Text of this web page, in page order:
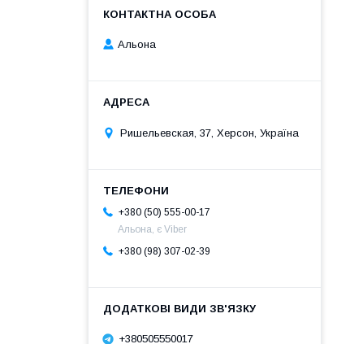
Альона
Ришельевская, 37, Херсон, Україна
+380 (50) 555-00-17
Альона, є Viber
+380 (98) 307-02-39
+380505550017